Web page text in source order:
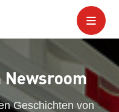
Geschichten von